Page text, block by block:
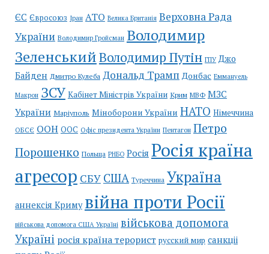
ЄС Євросоюз Іран АТО Велика Британія Верховна Рада
України Володимир Гройсман Володимир
ЗеленськийВолодимир Путін ГПУ Джо
Байден Дмитро Кулеба Дональд Трамп Донбас Еммануель
Макрон ЗСУ Кабінет Міністрів України Крим МВФ МЗС
України Маріуполь Міноборони України НАТО Німеччина
ОБСЄ ООН ООС Офіс президента України Пентагон Петро
Порошенко Польща РНБО Росія Росія країна
агресор СБУ США Туреччина Україна
аннексія Криму війна проти Росії
військова допомога США Україні військова допомога
Україні росія країна терорист русский мир санкціі